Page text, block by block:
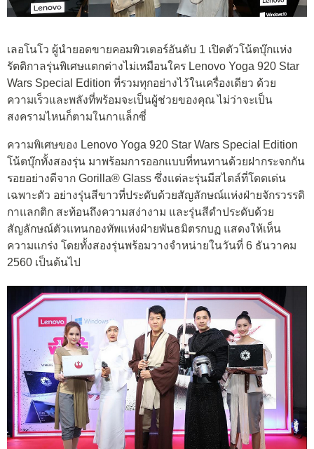
เลอโนโว ผู้นำยอดขายคอมพิวเตอร์อันดับ 1 เปิดตัวโน้ตบุ๊กแห่ง
รัตติกาลรุ่นพิเศษแตกต่างไม่เหมือนใคร Lenovo Yoga 920 Star
Wars Special Edition ที่รวมทุกอย่างไว้ในเครื่องเดียว ด้วย
ความเร็วและพลังที่พร้อมจะเป็นผู้ช่วยของคุณ ไม่ว่าจะเป็น
สงครามไหนก็ตามในกาแล็กซี่
ความพิเศษของ Lenovo Yoga 920 Star Wars Special Edition
โน้ตบุ๊กทั้งสองรุ่น มาพร้อมการออกแบบที่ทนทานด้วยฝากระจกกัน
รอยอย่างดีจาก Gorilla® Glass ซึ่งแต่ละรุ่นมีสไตล์ที่โดดเด่น
เฉพาะตัว อย่างรุ่นสีขาวที่ประดับด้วยสัญลักษณ์แห่งฝ่ายจักรวรรดิ
กาแลกติก สะท้อนถึงความสง่างาม และรุ่นสีดำประดับด้วย
สัญลักษณ์ตัวแทนกองทัพแห่งฝ่ายพันธมิตรกบฏ แสดงให้เห็น
ความแกร่ง โดยทั้งสองรุ่นพร้อมวางจำหน่ายในวันที่ 6 ธันวาคม
2560 เป็นต้นไป